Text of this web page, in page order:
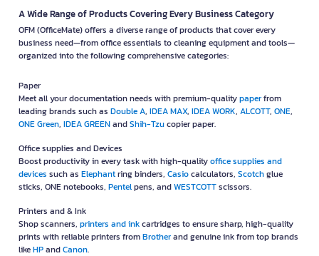
A Wide Range of Products Covering Every Business Category
OFM (OfficeMate) offers a diverse range of products that cover every
business need—from office essentials to cleaning equipment and tools—
organized into the following comprehensive categories:
Paper
Meet all your documentation needs with premium-qualitypaperfrom
leading brands such as Double A, IDEA MAX, IDEA WORK, ALCOTT, ONE,
ONE Green, IDEA GREENandShih-Tzucopier paper.
Office supplies and Devices
Boost productivity in every task with high-qualityoffice supplies and
devices such as Elephantring binders, Casiocalculators, Scotchglue
sticks, ONE notebooks, Pentelpens, andWESTCOTTscissors.
Printers and & Ink
Shop scanners, printers and inkcartridges to ensure sharp, high-quality
prints with reliable printers fromBrotherand genuine ink from top brands
likeHPandCanon.